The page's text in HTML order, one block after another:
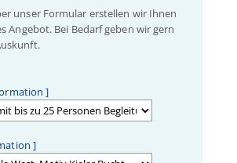
unser Formular erstellen wir Ihnen
Angebot. Bei Bedarf geben wir gern
]
]